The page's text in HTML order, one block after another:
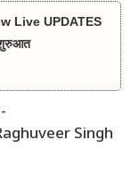
Live UPDATES
शुरुआत
Singh